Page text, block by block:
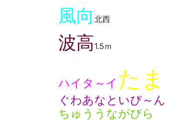
風向 北西
波高1.5ｍ
ハイタ～イ たま
ぐわあなといび～ん
ちゅううながびら